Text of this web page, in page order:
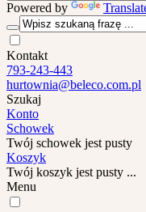
Powered by
Kontakt
793-243-443
hurtownia@beleco.com.pl
Szukaj
Konto
Schowek
Twój schowek jest pusty
Koszyk
Twój koszyk jest pusty ...
Menu